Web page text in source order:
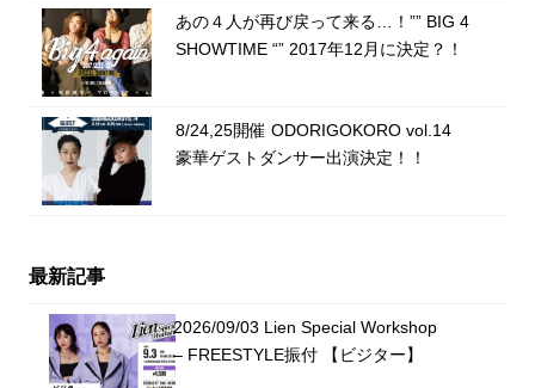
あの４人が再び戻って来る…！”” BIG 4
SHOWTIME “” 2017年12月に決定？！
8/24,25開催 ODORIGOKORO vol.14
豪華ゲストダンサー出演決定！！
最新記事
2026/09/03 Lien Special Workshop
– FREESTYLE振付 【ビジター】